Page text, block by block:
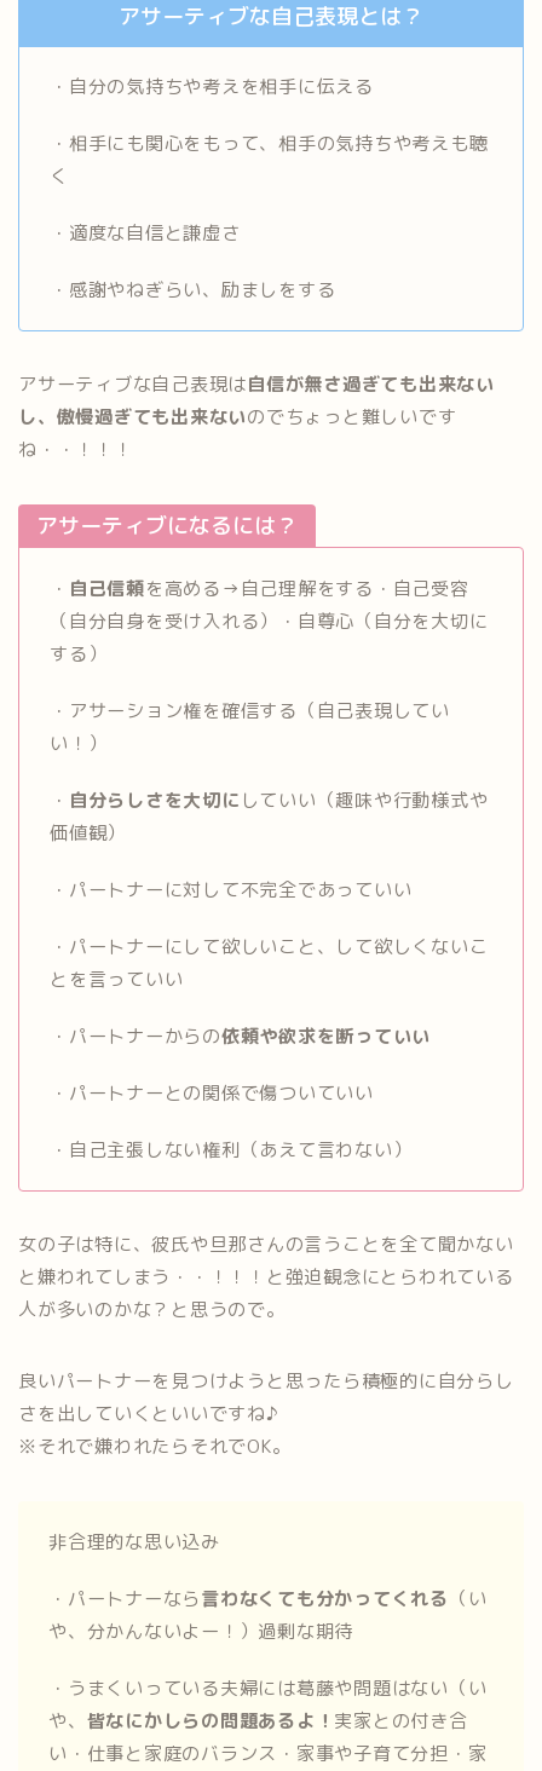
アサーティブな自己表現とは？
・自分の気持ちや考えを相手に伝える
・相手にも関心をもって、相手の気持ちや考えも聴
く
・適度な自信と謙虚さ
・感謝やねぎらい、励ましをする
アサーティブな自己表現は自信が無さ過ぎても出来ない
し、傲慢過ぎても出来ないのでちょっと難しいです
ね・・！！！
アサーティブになるには？
・ 自己信頼を高める→自己理解をする・自己受容
（自分自身を受け入れる）・自尊心（自分を大切に
する）
・アサーション権を確信する（自己表現してい
い！）
・ 自分らしさを大切に していい（趣味や行動様式や
価値観）
・パートナーに対して不完全であっていい
・パートナーにして欲しいこと、して欲しくないこ
とを言っていい
・パートナーからの依頼や欲求を断っていい
・パートナーとの関係で傷ついていい
・自己主張しない権利（あえて言わない）
女の子は特に、彼氏や旦那さんの言うことを全て聞かない
と嫌われてしまう・・！！！と強迫観念にとらわれている
人が多いのかな？と思うので。
良いパートナーを見つけようと思ったら積極的に自分らし
さを出していくといいですね♪
※それで嫌われたらそれでOK。
非合理的な思い込み
・パートナーなら言わなくても分かってくれる （い
や、分かんないよー！）過剰な期待
・うまくいっている夫婦には葛藤や問題はない（い
や、 皆なにかしらの問題あるよ！ 実家との付き合
い・仕事と家庭のバランス・家事や子育て分担・家